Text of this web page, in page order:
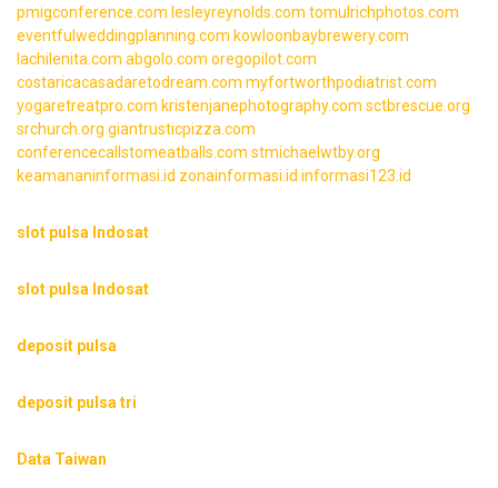
pmigconference.com lesleyreynolds.com tomulrichphotos.com
eventfulweddingplanning.com kowloonbaybrewery.com
lachilenita.com abgolo.com oregopilot.com
costaricacasadaretodream.com myfortworthpodiatrist.com
yogaretreatpro.com kristenjanephotography.com sctbrescue.org
srchurch.org giantrusticpizza.com
conferencecallstomeatballs.com stmichaelwtby.org
keamananinformasi.id zonainformasi.id informasi123.id
slot pulsa Indosat
slot pulsa Indosat
deposit pulsa
deposit pulsa tri
Data Taiwan